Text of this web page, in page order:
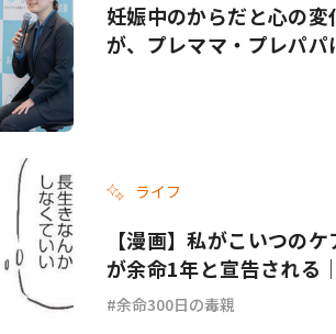
妊娠中のからだと心の
が、プレママ・プレパパ
ライフ
【漫画】私がこいつの
が余命1年と宣告される
余命300日の毒親